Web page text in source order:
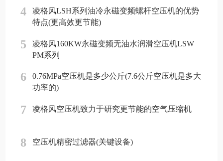
4
凌格风LSH系列油冷永磁变频螺杆空压机的优势
特点(更高效更节能)
5
凌格风160KW永磁变频无油水润滑空压机LSW
PM系列
6
0.76MPa空压机是多少公斤(7.6公斤空压机是多大
功率的)
7 凌格风空压机致力于研究更节能的空气压缩机
8 空压机精密过滤器(关键设备)